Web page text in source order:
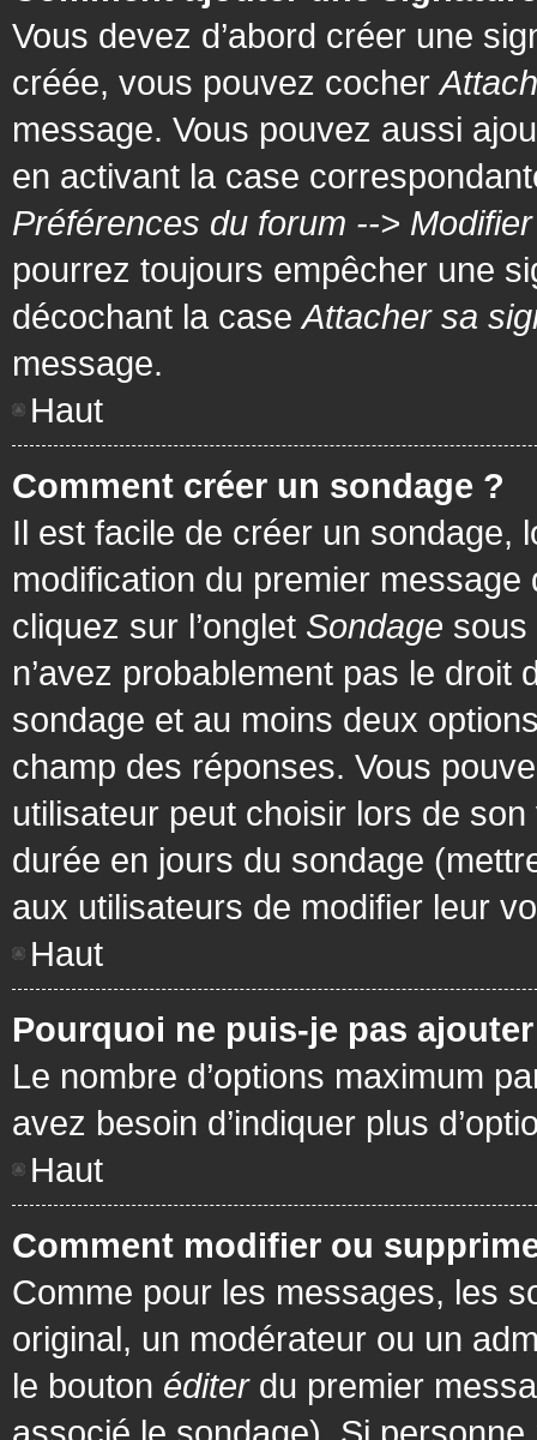
Vous devez d’abord créer une
créée, vous pouvez cocher
message. Vous pouvez aussi
en activant la case
Préférences du forum -->
pourrez toujours empêcher une
décochant la caseAttacher sa
message.
Haut
Comment créer un sondage ?
Il est facile de créer un sondage,
modification du premier
cliquez sur l’onglet Sondage sous
n’avez probablement pas le
sondage et au moins deux
champ des réponses. Vous
utilisateur peut choisir lors de
durée en jours du sondage
aux utilisateurs de modifier leur
Haut
Pourquoi ne puis-je pas
Le nombre d’options maximum
avez besoin d’indiquer plus
Haut
Comment modifier ou
Comme pour les messages, les
original, un modérateur ou un
le bouton éditerdu premier